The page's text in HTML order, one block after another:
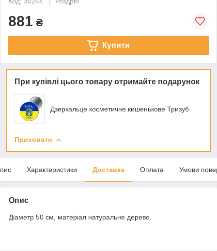
881 ₴
Купити
При купівлі цього товару отримайте подарунок
Дзеркальце косметичне кишенькове Тризуб
Приховати
Характеристики Доставка Оплата Умови
Опис
Діаметр 50 см, матеріал натуральне дерево.